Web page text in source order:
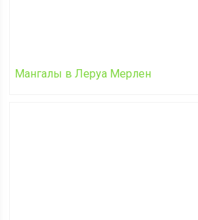
Мангалы в Леруа Мерлен